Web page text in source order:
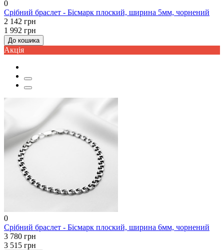
0
Срібний браслет - Бісмарк плоский, ширина 5мм, чорнений
2 142 грн
1 992 грн
До кошика
Акцiя
0
Срібний браслет - Бісмарк плоский, ширина 6мм, чорнений
3 780 грн
3 515 грн